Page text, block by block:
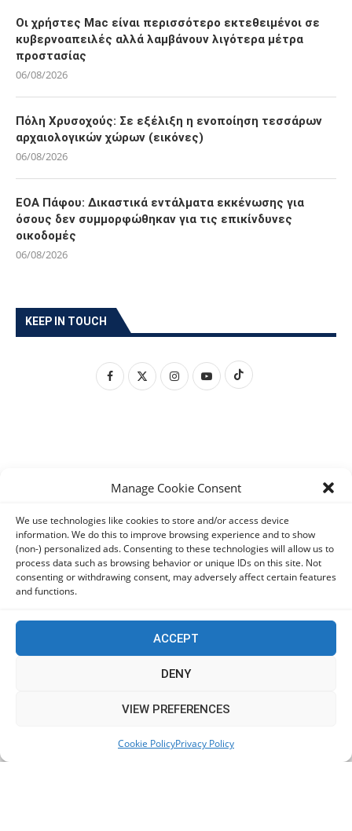
Manage Cookie Consent
We use technologies like cookies to store and/or access device
information. We do this to improve browsing experience and to show
(non-) personalized ads. Consenting to these technologies will allow us to
process data such as browsing behavior or unique IDs on this site. Not
consenting or withdrawing consent, may adversely affect certain features
and functions.
ACCEPT
DENY
VIEW PREFERENCES
Cookie PolicyPrivacy Policy
Οι χρήστες Mac είναι περισσότερο εκτεθειμένοι σε
κυβερνοαπειλές αλλά λαμβάνουν λιγότερα μέτρα
προστασίας
06/08/2026
Πόλη Χρυσοχούς: Σε εξέλιξη η ενοποίηση τεσσάρων
αρχαιολογικών χώρων (εικόνες)
06/08/2026
ΕΟΑ Πάφου: Δικαστικά εντάλματα εκκένωσης για
όσους δεν συμμορφώθηκαν για τις επικίνδυνες
οικοδομές
06/08/2026
KEEP IN TOUCH
This website uses cookies to improve your experience. We'll
Accept
Read More